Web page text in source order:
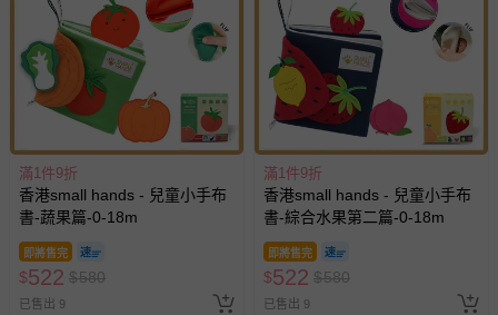
滿1件9折
香港small hands - 兒童小手布
書-蔬果篇-0-18m
即將售完
$522 $580
已售出 9
滿1件9折
香港small hands - 兒童小手布
書-綜合水果第二篇-0-18m
即將售完
$522 $580
已售出 9